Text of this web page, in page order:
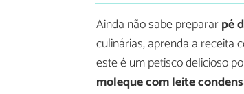
Ainda não sabe prepararpé
culinárias, aprenda a receita
este é um petisco delicioso
moleque com leite